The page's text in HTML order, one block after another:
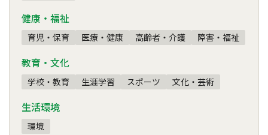
健康・福祉
育児・保育 医療・健康 高齢者・介護 障害・福祉
教育・文化
学校・教育 生涯学習 スポーツ 文化・芸術
生活環境
環境